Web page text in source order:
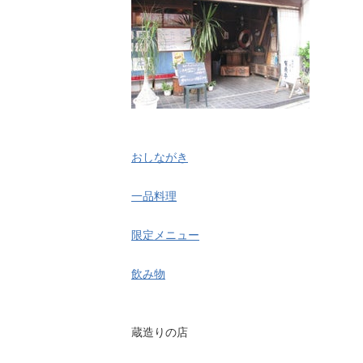
おしながき
一品料理
限定メニュー
飲み物
蔵造りの店